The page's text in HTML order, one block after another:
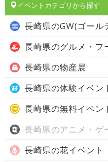
イベントカテゴリから探す
長崎県のGW(ゴール
長崎県のグルメ・フ
長崎県の物産展
長崎県の体験イベン
長崎県の無料イベン
長崎県のアニメ・ゲ
長崎県の花イベント